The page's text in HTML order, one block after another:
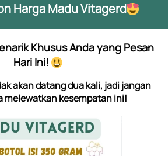
Harga Madu Vitagerd
Khusus Anda yang Pesan
Hari Ini!
akan datang dua kali, jadi jangan
melewatkan kesempatan ini!